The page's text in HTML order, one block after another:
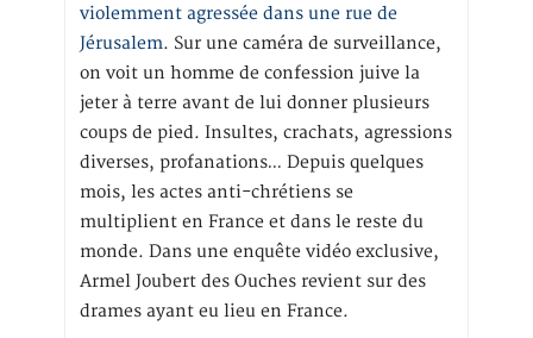
violemment agressée dans une rue de
Jérusalem. Sur une caméra de surveillance,
on voit un homme de confession juive la
jeter à terre avant de lui donner plusieurs
coups de pied. Insultes, crachats, agressions
diverses, profanations… Depuis quelques
mois, les actes anti-chrétiens se
multiplient en France et dans le reste du
monde. Dans une enquête vidéo exclusive,
Armel Joubert des Ouches revient sur des
drames ayant eu lieu en France.